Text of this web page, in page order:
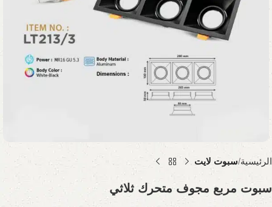
الرئيسية سبوت لايت
سبوت مربع مجوف متحرك ثلاثي